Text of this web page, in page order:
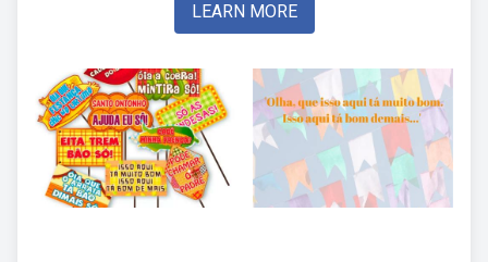
LEARN MORE